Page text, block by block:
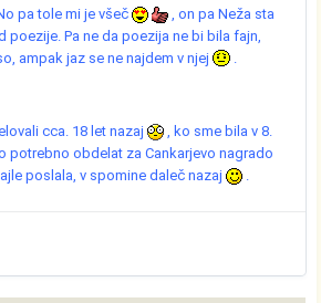
pa tole mi je všeč
, on pa Neža sta
poezije. Pa ne da poezija ne bi bila fajn,
ampak jaz se ne najdem v njej
cca. 18 let nazaj
, ko sme bila v 8.
potrebno obdelat za Cankarjevo nagrado
poslala, v spomine daleč nazaj